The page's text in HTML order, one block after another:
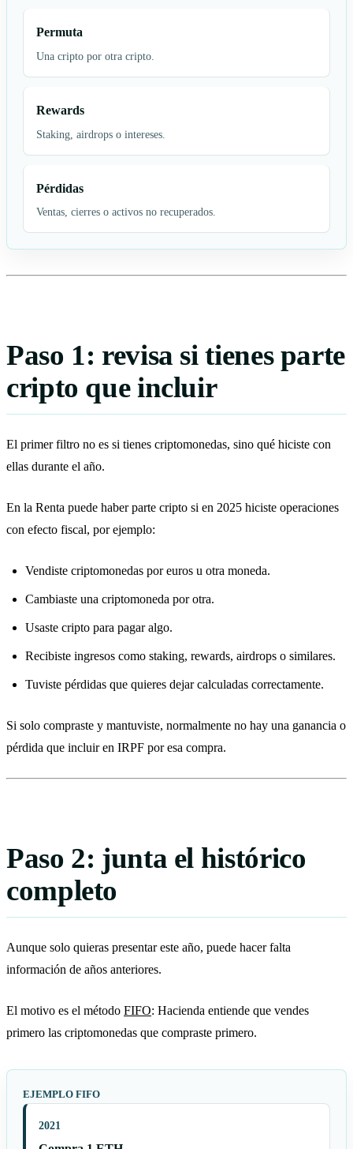
Permuta
Una cripto por otra cripto.
Rewards
Staking, airdrops o intereses.
Pérdidas
Ventas, cierres o activos no recuperados.
Paso 1: revisa si tienes parte
cripto que incluir
El primer filtro no es si tienes criptomonedas, sino qué hiciste con
ellas durante el año.
En la Renta puede haber parte cripto si en 2025 hiciste operaciones
con efecto fiscal, por ejemplo:
Vendiste criptomonedas por euros u otra moneda.
Cambiaste una criptomoneda por otra.
Usaste cripto para pagar algo.
Recibiste ingresos como staking, rewards, airdrops o similares.
Tuviste pérdidas que quieres dejar calculadas correctamente.
Si solo compraste y mantuviste, normalmente no hay una ganancia o
pérdida que incluir en IRPF por esa compra.
Paso 2: junta el histórico
completo
Aunque solo quieras presentar este año, puede hacer falta
información de años anteriores.
El motivo es el método FIFO: Hacienda entiende que vendes
primero las criptomonedas que compraste primero.
EJEMPLO FIFO
2021